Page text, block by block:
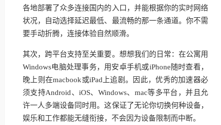
各地部署了众多连接国内的入口，并能根据你的实时网络
状况，自动选择延迟最低、最流畅的那一条通道。你不需
要手动折腾，连接体验自然顺滑。
其次，跨平台支持至关重要。想想我们的日常：在公寓用
Windows电脑处理事务，用安卓手机或iPhone随时查看，
晚上则在macbook或iPad上追剧。因此，优秀的加速器必
须支持Android、iOS、Windows、mac等多平台，并且允
许一人多端设备同时用。这保证了无论你切换何种设备，
娱乐和工作都能无缝衔接，不会因为设备限制而中断。